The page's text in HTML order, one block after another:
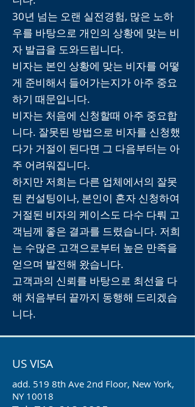
30년 넘는 오랜 실전경험, 많은 노하
우를 바탕으로 개인의 상황에 맞는 비
자 발급을 도와드립니다.
비자는 본인 상황에 맞는 비자를 어떻
게 준비해서 들어가는지가 아주 중요
하기 때문입니다.
비자는 처음에 신청할때 아주 중요합
니다. 잘못된 방법으로 비자를 신청했
다가 거절이 된다면 그 다음부터는 아
주 어려워집니다.
하지만 저희는 다른 업체에서의 잘못
된 컨설팅이나, 본인이 혼자 신청하여
거절된 비자의 케이스도 다수 다뤄 고
객님께 좋은 결과를 드렸습니다. 저희
는 수많은 고객으로부터 높은 만족을
얻으며 발전해 왔습니다.
고객과의 신뢰를 바탕으로 최선을 다
해 처음부터 끝까지 동행해 드리겠습
니다.
US VISA
add. 519 8th Ave 2nd Floor, New York,
NY 10018